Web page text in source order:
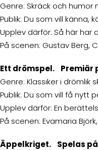
Genre: Skräck och humor
Publik: Du som vill känna,
Upplev därför: Så här har
På scenen: Gustav Berg,
Ett drömspel. Premiär
Genre: Klassiker i drömlik
Publik: Du som vill få nytt
Upplev därför: En
På scenen: Evamaria
Äppelkriget. Spelas på